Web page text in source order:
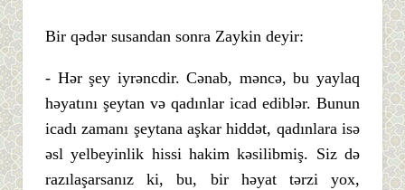
Bir qədər susandan sonra Zaykin deyir:
- Hər şey iyrəncdir. Cənab, məncə, bu yaylaq
həyatını şeytan və qadınlar icad ediblər. Bunun
icadı zamanı şeytana aşkar hiddət, qadınlara isə
əsl yelbeyinlik hissi hakim kəsilibmiş. Siz də
razılaşarsanız ki, bu, bir həyat tərzi yox,